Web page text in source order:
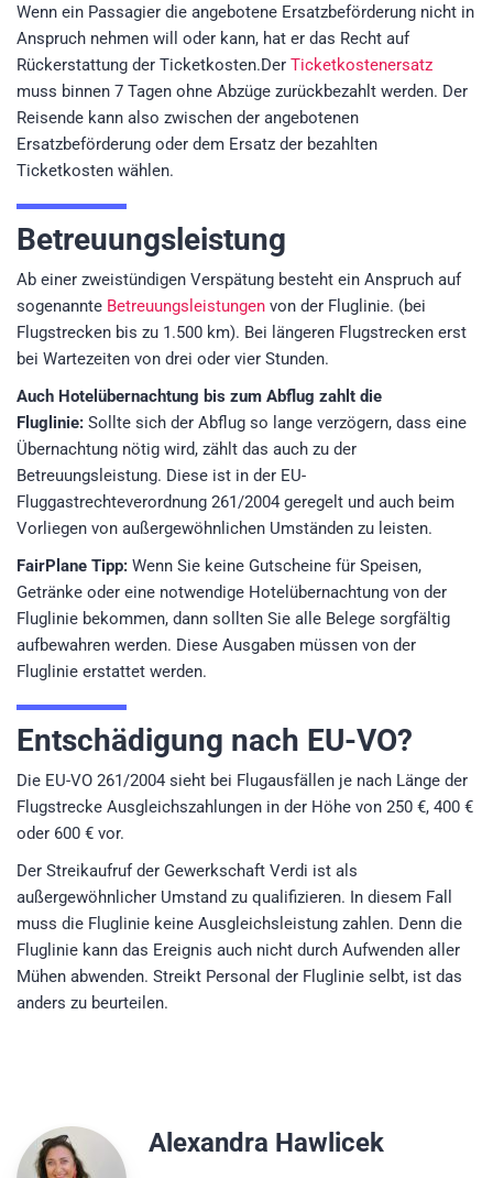
Wenn ein Passagier die angebotene Ersatzbeförderung nicht in
Anspruch nehmen will oder kann, hat er das Recht auf
Rückerstattung der Ticketkosten.Der Ticketkostenersatz
muss binnen 7 Tagen ohne Abzüge zurückbezahlt werden. Der
Reisende kann also zwischen der angebotenen
Ersatzbeförderung oder dem Ersatz der bezahlten
Ticketkosten wählen.
Betreuungsleistung
Ab einer zweistündigen Verspätung besteht ein Anspruch auf
sogenannte Betreuungsleistungen von der Fluglinie. (bei
Flugstrecken bis zu 1.500 km). Bei längeren Flugstrecken erst
bei Wartezeiten von drei oder vier Stunden.
Auch Hotelübernachtung bis zum Abflug zahlt die
Fluglinie: Sollte sich der Abflug so lange verzögern, dass eine
Übernachtung nötig wird, zählt das auch zu der
Betreuungsleistung. Diese ist in der EU-
Fluggastrechteverordnung 261/2004 geregelt und auch beim
Vorliegen von außergewöhnlichen Umständen zu leisten.
FairPlane Tipp: Wenn Sie keine Gutscheine für Speisen,
Getränke oder eine notwendige Hotelübernachtung von der
Fluglinie bekommen, dann sollten Sie alle Belege sorgfältig
aufbewahren werden. Diese Ausgaben müssen von der
Fluglinie erstattet werden.
Entschädigung nach EU-VO?
Die EU-VO 261/2004 sieht bei Flugausfällen je nach Länge der
Flugstrecke Ausgleichszahlungen in der Höhe von 250 €, 400 €
oder 600 € vor.
Der Streikaufruf der Gewerkschaft Verdi ist als
außergewöhnlicher Umstand zu qualifizieren. In diesem Fall
muss die Fluglinie keine Ausgleichsleistung zahlen. Denn die
Fluglinie kann das Ereignis auch nicht durch Aufwenden aller
Mühen abwenden. Streikt Personal der Fluglinie selbt, ist das
anders zu beurteilen.
Alexandra Hawlicek